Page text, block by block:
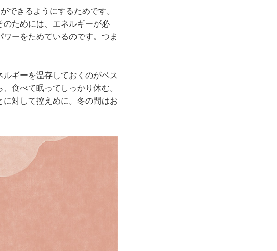
できるようにするためです。
ためには、エネルギーが必
ーをためているのです。つま
ギーを温存しておくのがベス
食べて眠ってしっかり休む。
対して控えめに。冬の間はお